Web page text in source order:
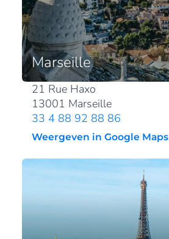
Marseille
21 Rue Haxo
13001 Marseille
33 4 88 92 88 86
Weergeven in Google Maps